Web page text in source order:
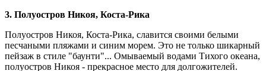
3. Полуостров Никоя, Коста-Рика
Полуостров Никоя, Коста-Рика, славится своими белыми
песчаными пляжами и синим морем. Это не только шикарный
пейзаж в стиле "баунти"... Омываемый водами Тихого океана,
полуостров Никоя - прекрасное место для долгожителей.